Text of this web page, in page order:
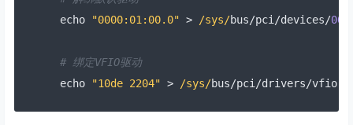
echo
"0000:01:00.0" > /sys/bus/pci /devices/
# 绑定VFIO驱动
echo
"10de 2204" > /sys/bus/pci /drivers/vfio-